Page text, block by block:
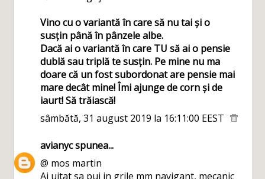
Vino cu o variantă în care să nu tai și o
susțin până în pânzele albe.
Dacă ai o variantă în care TU să ai o pensie
dublă sau triplă te susțin. Pe mine nu ma
doare că un fost subordonat are pensie mai
mare decât mine! Îmi ajunge de corn și de
iaurt! Să trăiască!
sâmbătă, 31 august 2019 la 16:11:00 EEST
avianycspunea...
@ mos martin
Ai uitat sa pui in grile mm navigant, mecanic